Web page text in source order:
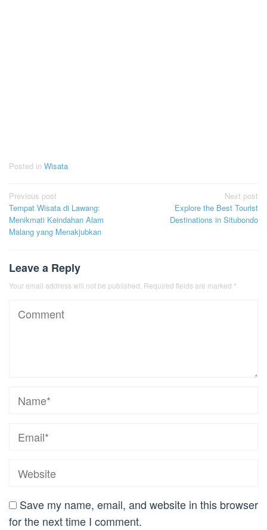
Posted in Wisata
Post
navigation
Previous post
Tempat Wisata di Lawang:
Menikmati Keindahan Alam
Malang yang Menakjubkan
Next post
Explore the Best Tourist
Destinations in Situbondo
Leave a Reply
Your email address will not be published. Required fields are marked *
Save my name, email, and website in this browser
for the next time I comment.